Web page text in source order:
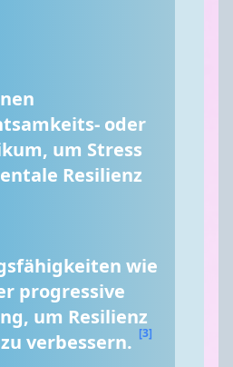
oder
um Stress
Resilienz
wie
progressive
um Resilienz
verbessern. [3]